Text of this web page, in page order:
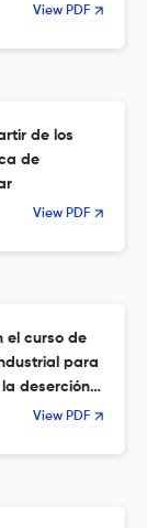
View PDF
de los
de
View PDF
el curso de
para
la deserción
View PDF